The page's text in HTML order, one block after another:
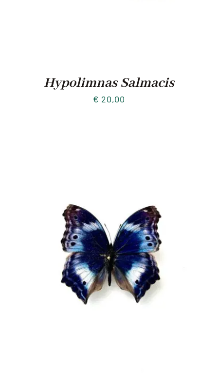
Hypolimnas Salmacis
€ 20,00